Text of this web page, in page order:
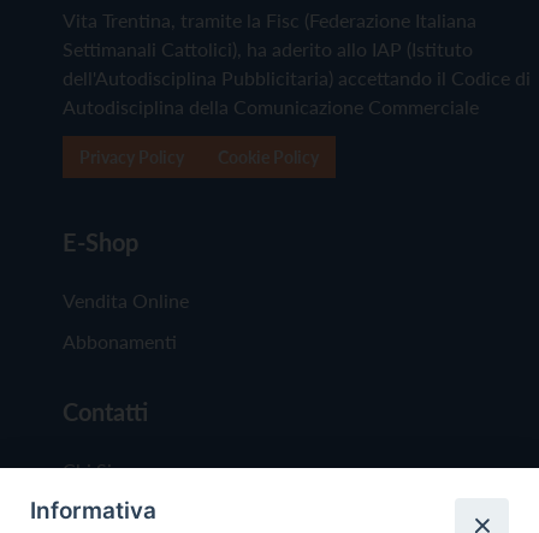
Vita Trentina, tramite la Fisc (Federazione Italiana
Settimanali Cattolici), ha aderito allo IAP (Istituto
dell'Autodisciplina Pubblicitaria) accettando il Codice di
Autodisciplina della Comunicazione Commerciale
E-Shop
Vendita Online
Abbonamenti
Contatti
Chi Siamo
Redazione
Informativa